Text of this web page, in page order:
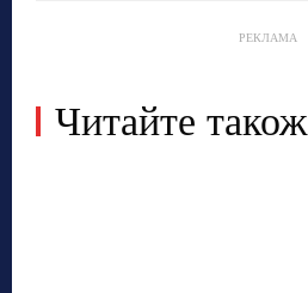
РЕКЛАМА
Читайте також